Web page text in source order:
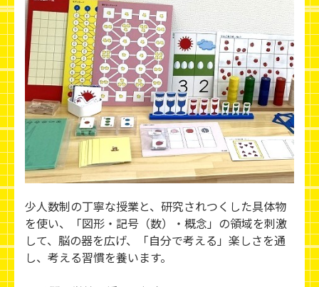
少人数制の丁寧な授業と、研究されつくした具体物
を使い、「図形・記号（数）・概念」の領域を刺激
して、脳の器を広げ、「自分で考える」楽しさを通
し、考える習慣を養います。